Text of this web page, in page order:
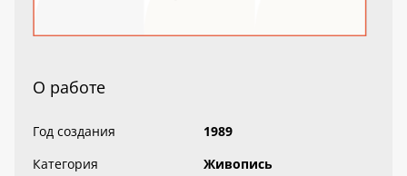
О работе
Год создания
1989
Категория
Живопись